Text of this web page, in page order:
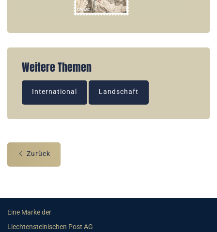
Weitere Themen
International Landschaft
Zurück
Eine Marke der
Liechtensteinischen Post AG